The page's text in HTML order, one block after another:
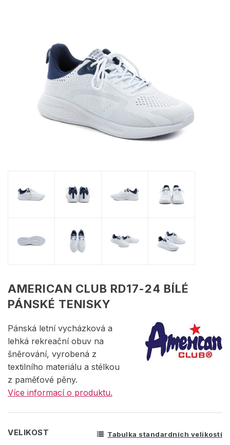
AMERICAN CLUB RD17-24 BÍLÉ
PÁNSKÉ TENISKY
Pánská letní vycházková a
lehká rekreační obuv na
šněrování, vyrobená z
textilního materiálu a stélkou
z paměťové pěny.
Více informací o produktu.
VELIKOST Tabulka standardních velikostí